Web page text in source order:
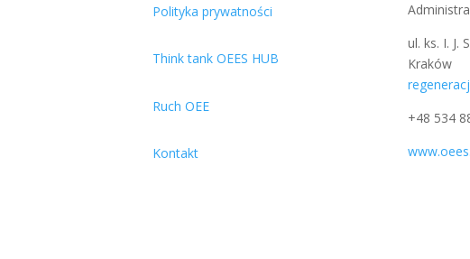
Polityka prywatności
Think tank OEES HUB
Ruch OEE
Kontakt
ul. ks. I. J.
Kraków
+48 534